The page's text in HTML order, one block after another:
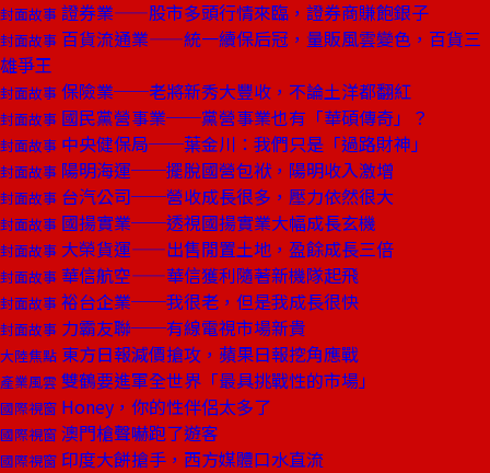
封面故事 證券業——股市多頭行情來臨，證券商賺飽銀子
封面故事 百貨流通業——統一續保后冠，量販風雲變色，百貨三
雄爭王
封面故事 保險業──老將新秀大豐收，不論土洋都翻紅
封面故事 國民黨營事業──黨營事業也有「華碩傳奇」？
封面故事 中央健保局──葉金川：我們只是「過路財神」
封面故事 陽明海運──擺脫國營包袱，陽明收入激增
封面故事 台汽公司──營收成長很多，壓力依然很大
封面故事 國揚實業──透視國揚實業大幅成長玄機
封面故事 大榮貨運——出售閒置土地，盈餘成長三倍
封面故事 華信航空——華信獲利隨著新機隊起飛
封面故事 裕台企業──我很老，但是我成長很快
封面故事 力霸友聯──有線電視市場新貴
大陸焦點 東方日報減價搶攻，蘋果日報挖角應戰
產業風雲 雙鶴要進軍全世界「最具挑戰性的市場」
國際視窗 Honey，你的性伴侶太多了
國際視窗 澳門槍聲嚇跑了遊客
國際視窗 印度大餅搶手，西方媒體口水直流